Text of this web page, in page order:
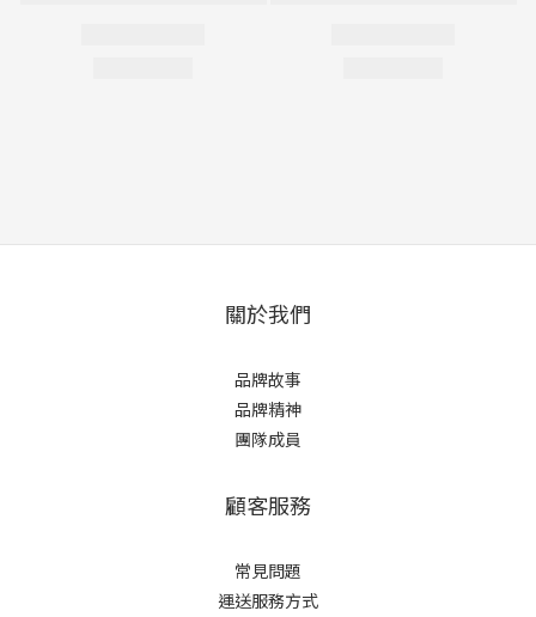
關於我們
品牌故事
品牌精神
團隊成員
顧客服務
常見問題
運送服務方式